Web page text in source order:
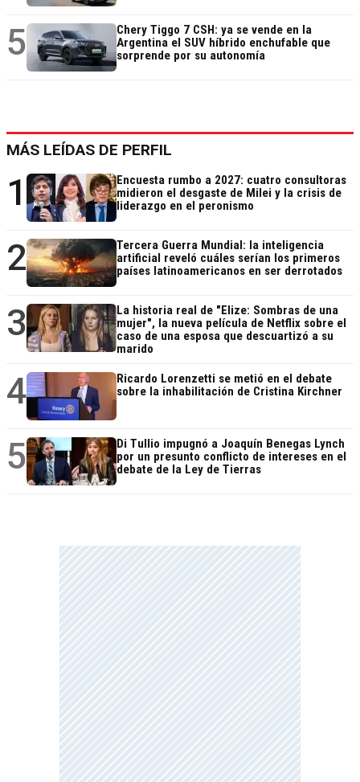
5
Chery Tiggo 7 CSH: ya se vende en la
Argentina el SUV híbrido enchufable que
sorprende por su autonomía
MÁS LEÍDAS DE PERFIL
1
Encuesta rumbo a 2027: cuatro consultoras
midieron el desgaste de Milei y la crisis de
liderazgo en el peronismo
2
Tercera Guerra Mundial: la inteligencia
artificial reveló cuáles serían los primeros
países latinoamericanos en ser derrotados
3
La historia real de "Elize: Sombras de una
mujer", la nueva película de Netflix sobre el
caso de una esposa que descuartizó a su
marido
4
Ricardo Lorenzetti se metió en el debate
sobre la inhabilitación de Cristina Kirchner
5
Di Tullio impugnó a Joaquín Benegas Lynch
por un presunto conflicto de intereses en el
debate de la Ley de Tierras